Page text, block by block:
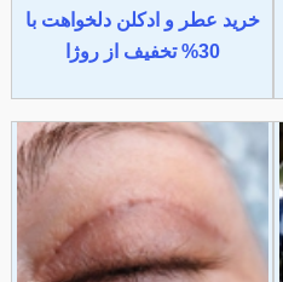
خرید عطر و ادکلن دلخواهت با
30% تخفیف از روژا